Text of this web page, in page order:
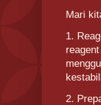
Mari
1.
2.